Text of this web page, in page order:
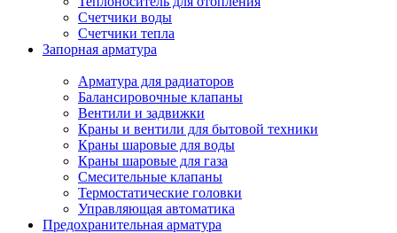
Счетчики воды
Счетчики тепла
Запорная арматура
Арматура для радиаторов
Балансировочные клапаны
Вентили и задвижки
Краны и вентили для бытовой техники
Краны шаровые для воды
Краны шаровые для газа
Смесительные клапаны
Термостатические головки
Управляющая автоматика
Предохранительная арматура